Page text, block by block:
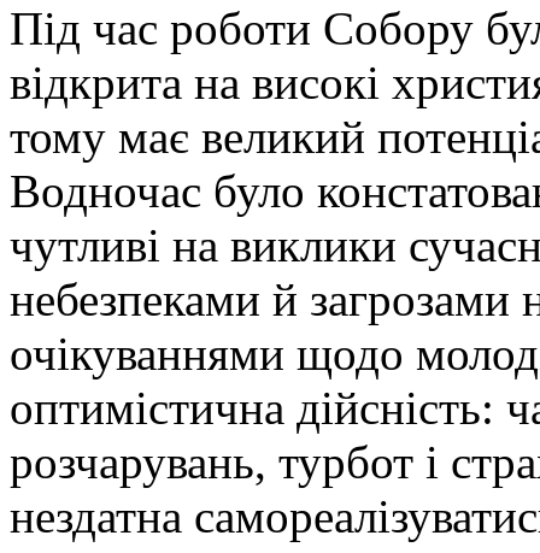
Під час роботи Собору
відкрита на високі
тому має великий
Водночас було
чутливі на виклики
небезпеками й
очікуваннями щодо
оптимістична дійсність:
розчарувань, турбот і
нездатна